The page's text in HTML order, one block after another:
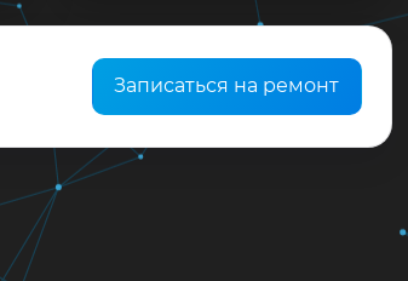
Записаться на ремонт